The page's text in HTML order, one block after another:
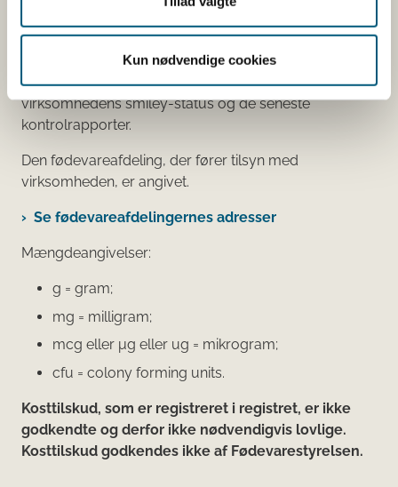
Kun nødvendige cookies
Du kan også finde kontaktoplysninger på den
virksomhed, som har anmeldt produktet. Hvis du
klikker på virksomhedens navn, kan du se
virksomhedens smiley-status og de seneste
kontrolrapporter.
Den fødevareafdeling, der fører tilsyn med
virksomheden, er angivet.
Se fødevareafdelingernes adresser
Mængdeangivelser:
g = gram;
mg = milligram;
mcg eller μg eller ug = mikrogram;
cfu = colony forming units.
Kosttilskud, som er registreret i registret, er ikke
godkendte og derfor ikke nødvendigvis lovlige.
Kosttilskud godkendes ikke af Fødevarestyrelsen.